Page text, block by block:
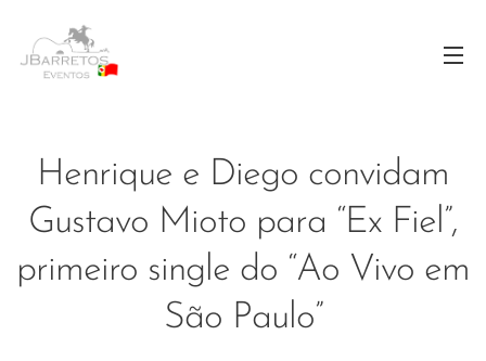
Henrique e Diego convidam
Gustavo Mioto para “Ex Fiel”,
primeiro single do “Ao Vivo em
São Paulo”